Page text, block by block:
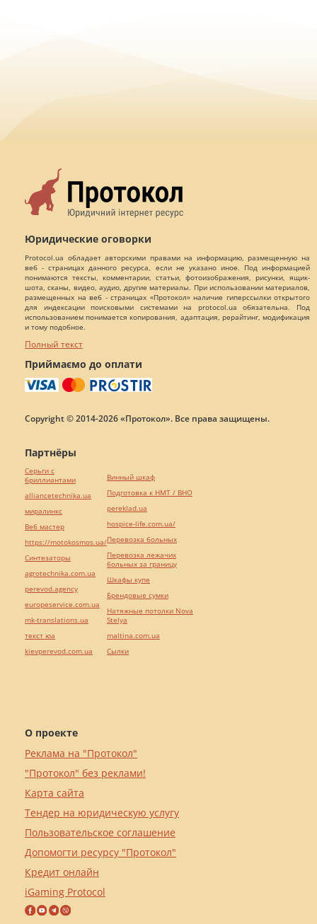
Юридические оговорки
Protocol.ua обладает авторскими правами на информацию, размещенную на
веб - страницах данного ресурса, если не указано иное. Под информацией
понимаются тексты, комментарии, статьи, фотоизображения, рисунки, ящик-
шота, сканы, видео, аудио, другие материалы. При использовании материалов,
размещенных на веб - страницах «Протокол» наличие гиперссылки открытого
для индексации поисковыми системами на protocol.ua обязательна. Под
использованием понимается копирования, адаптация, рерайтинг, модификация
и тому подобное.
Полный текст
Приймаємо до оплати
Copyright © 2014-2026 «Протокол». Все права защищены.
О проекте
Реклама на "Протокол"
"Протокол" без реклами!
Карта сайта
Тендер на юридическую услугу
Пользовательское соглашение
Допомогти ресурсу "Протокол"
Кредит онлайн
iGaming Protocol
Партнёры
Серьги с
бриллиантами
alliancetechnika.ua
миралинкс
Веб мастер
https://motokosmos.ua/
Синтезаторы
agrotechnika.com.ua
perevod.agency
europeservice.com.ua
mk-translations.ua
текст юа
kievperevod.com.ua
Винный шкаф
Подготовка к НМТ / ВНО
pereklad.ua
hospice-life.com.ua/
Перевозка больных
Перевозка лежачих
больных за границу
Шкафы купе
Брендовые сумки
Натяжные потолки Nova
Stelya
maltina.com.ua
Cылки